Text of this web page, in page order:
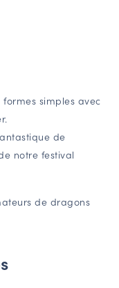
»
Grand Est
simples avec
de
notre festival
de dragons